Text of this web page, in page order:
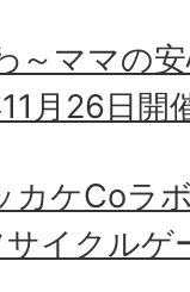
～ママの
月26日開
カケCoラ
イクルゲ